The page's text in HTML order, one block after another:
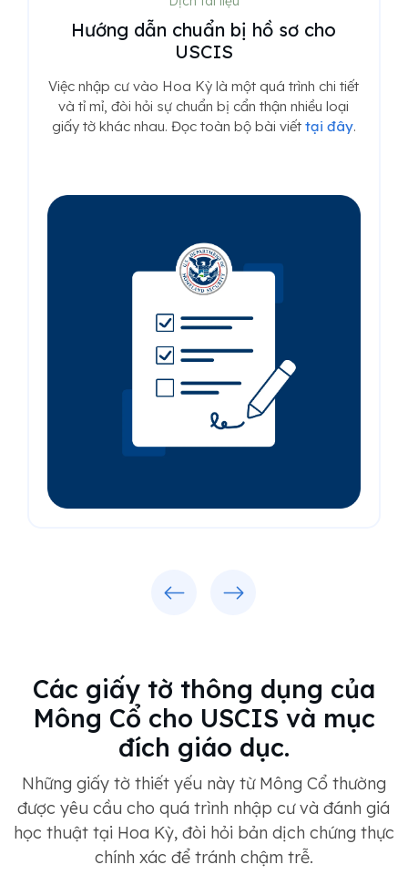
Hướng dẫn chuẩn bị hồ sơ cho
USCIS
Việc nhập cư vào Hoa Kỳ là một quá trình chi tiết
và tỉ mỉ, đòi hỏi sự chuẩn bị cẩn thận nhiều loại
giấy tờ khác nhau. Đọc toàn bộ bài viết tại đây.
Các giấy tờ thông dụng của
Mông Cổ cho USCIS và mục
đích giáo dục.
Những giấy tờ thiết yếu này từ Mông Cổ thường
được yêu cầu cho quá trình nhập cư và đánh giá
học thuật tại Hoa Kỳ, đòi hỏi bản dịch chứng thực
chính xác để tránh chậm trễ.